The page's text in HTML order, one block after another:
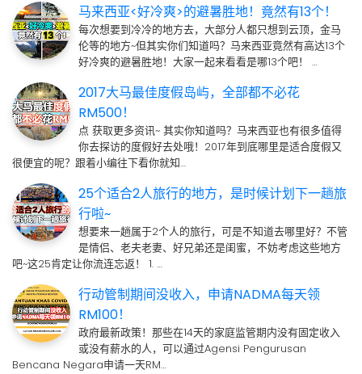
马来西亚<好冷爽>的避暑胜地！竟然有13个！
每次想要到冷冷的地方去，大部分人都只想到云顶，金马
伦等的地方~但其实你们知道吗？马来西亚竟然有高达13个
好冷爽的避暑胜地！大家一起来看看是哪13个吧！ …
2017大马最佳度假岛屿，全部都不必花
RM500！
点 获取更多资讯~ 其实你知道吗？马来西亚也有很多值得
你去探访的度假好去处哦！2017年到底哪里是适合度假又
很便宜的呢？跟着小编往下看你就知…
25个适合2人旅行的地方，是时候计划下一趟旅
行啦~
想要来一趟属于2个人的旅行，可是不知道去哪里好？不管
是情侣、老夫老妻、好兄弟还是闺蜜，不妨考虑这些地方
吧~这25肯定让你流连忘返！ 1. …
行动管制期间没收入，申请NADMA每天领
RM100！
政府最新政策！那些在14天的家庭监管期内没有固定收入
或没有薪水的人，可以通过Agensi Pengurusan
Bencana Negara申请一天RM…